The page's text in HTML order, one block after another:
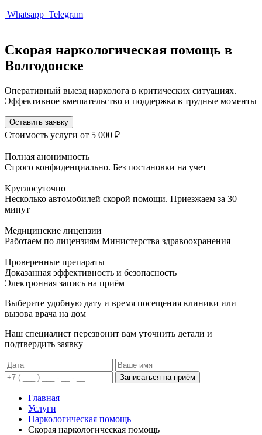
Whatsapp Telegram
Скорая наркологическая помощь в
Волгодонске
Оперативный выезд нарколога в критических ситуациях.
Эффективное вмешательство и поддержка в трудные моменты
Оставить заявку
Стоимость услуги от 5 000 ₽
Полная анонимность
Строго конфиденциально. Без постановки на учет
Круглосуточно
Несколько автомобилей скорой помощи. Приезжаем за 30
минут
Медицинские лицензии
Работаем по лицензиям Министерства здравоохранения
Проверенные препараты
Доказанная эффективность и безопасность
Электронная запись на приём
Выберите удобную дату и время посещения клиники или
вызова врача на дом
Наш специалист перезвонит вам уточнить детали и
подтвердить заявку
Записаться на приём
Главная
Услуги
Наркологическая помощь
Скорая наркологическая помощь